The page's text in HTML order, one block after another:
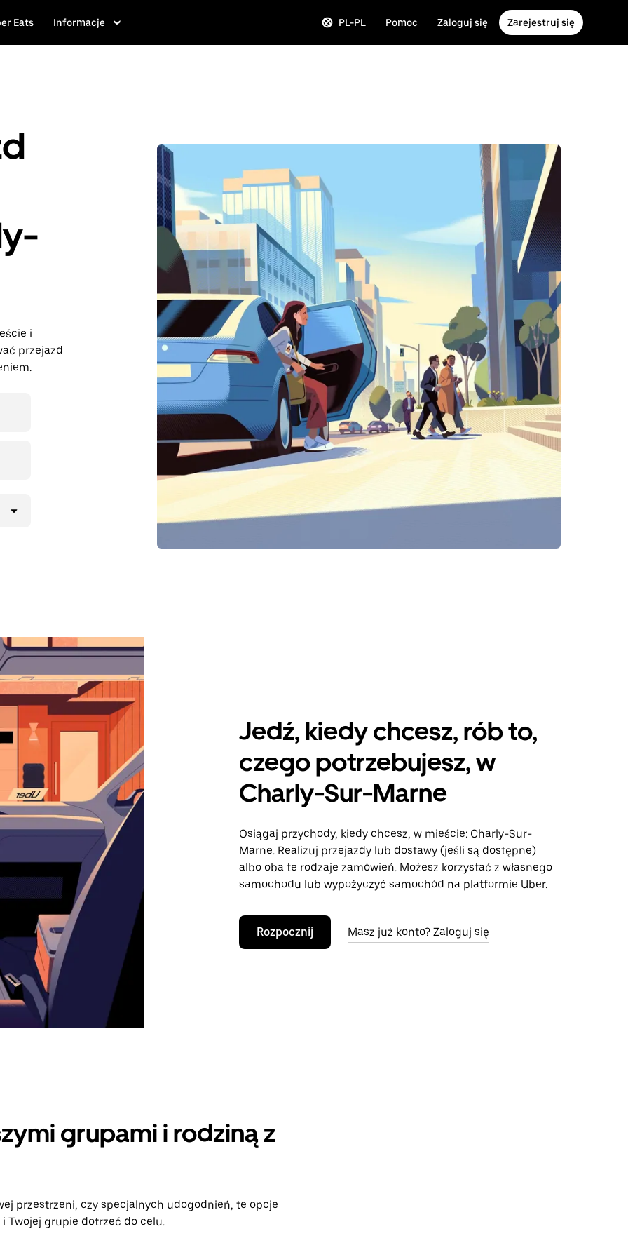
Eats Informacje PL-PL Pomoc Zaloguj się Zarejestruj się
i
przejazd
Jedź, kiedy chcesz, rób to,
czego potrzebujesz, w
Charly-Sur-Marne
Osiągaj przychody, kiedy chcesz, w mieście: Charly-Sur-
Marne. Realizuj przejazdy lub dostawy (jeśli są dostępne)
albo oba te rodzaje zamówień. Możesz korzystać z własnego
samochodu lub wypożyczyć samochód na platformie Uber.
Rozpocznij Masz już konto? Zaloguj się
grupami i rodziną z
przestrzeni, czy specjalnych udogodnień, te opcje
Twojej grupie dotrzeć do celu.